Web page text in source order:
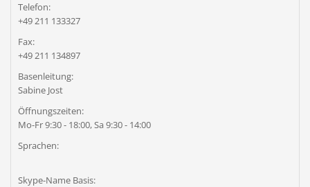
Telefon:
+49 211 133327
Fax:
+49 211 134897
Basenleitung:
Sabine Jost
Öffnungszeiten:
Mo-Fr 9:30 - 18:00, Sa 9:30 - 14:00
Sprachen:
Skype-Name Basis: